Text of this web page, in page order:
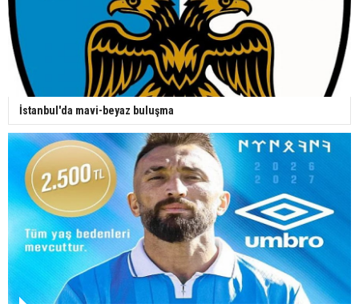
İstanbul'da mavi-beyaz buluşma